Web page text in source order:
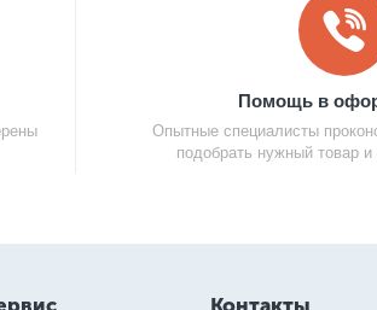
Помощь в
Опытные специалисты
подобрать нужный товар
Контакты